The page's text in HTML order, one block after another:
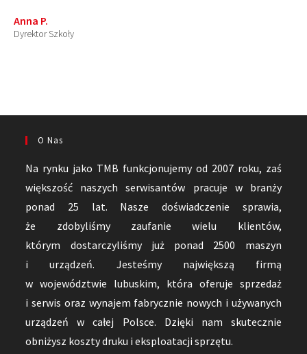
Anna P.
Dyrektor Szkoły
O Nas
Na rynku jako TMB funkcjonujemy od 2007 roku, zaś
większość naszych serwisantów pracuje w branży
ponad 25 lat. Nasze doświadczenie sprawia,
że zdobyliśmy zaufanie wielu klientów,
którym dostarczyliśmy już ponad 2500 maszyn
i urządzeń. Jesteśmy największą firmą
w województwie lubuskim, która oferuje sprzedaż
i serwis oraz wynajem fabrycznie nowych i używanych
urządzeń w całej Polsce. Dzięki nam skutecznie
obniżysz koszty druku i eksploatacji sprzętu.